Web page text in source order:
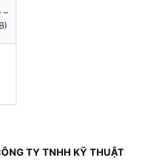
–
TY TNHH KỸ THUẬT